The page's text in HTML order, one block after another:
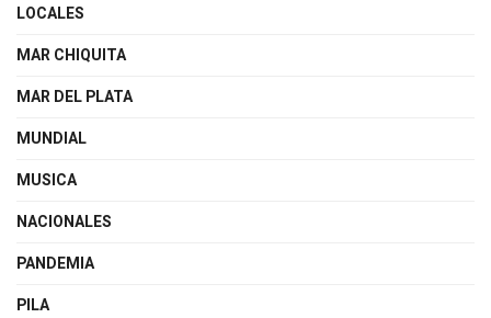
LOCALES
MAR CHIQUITA
MAR DEL PLATA
MUNDIAL
MUSICA
NACIONALES
PANDEMIA
PILA